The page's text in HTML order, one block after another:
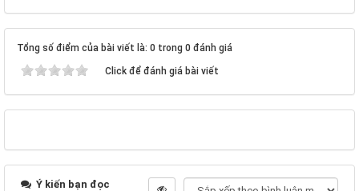
Tổng số điểm của bài viết là: 0 trong 0 đánh giá
Click để đánh giá bài viết
Ý kiến bạn đọc